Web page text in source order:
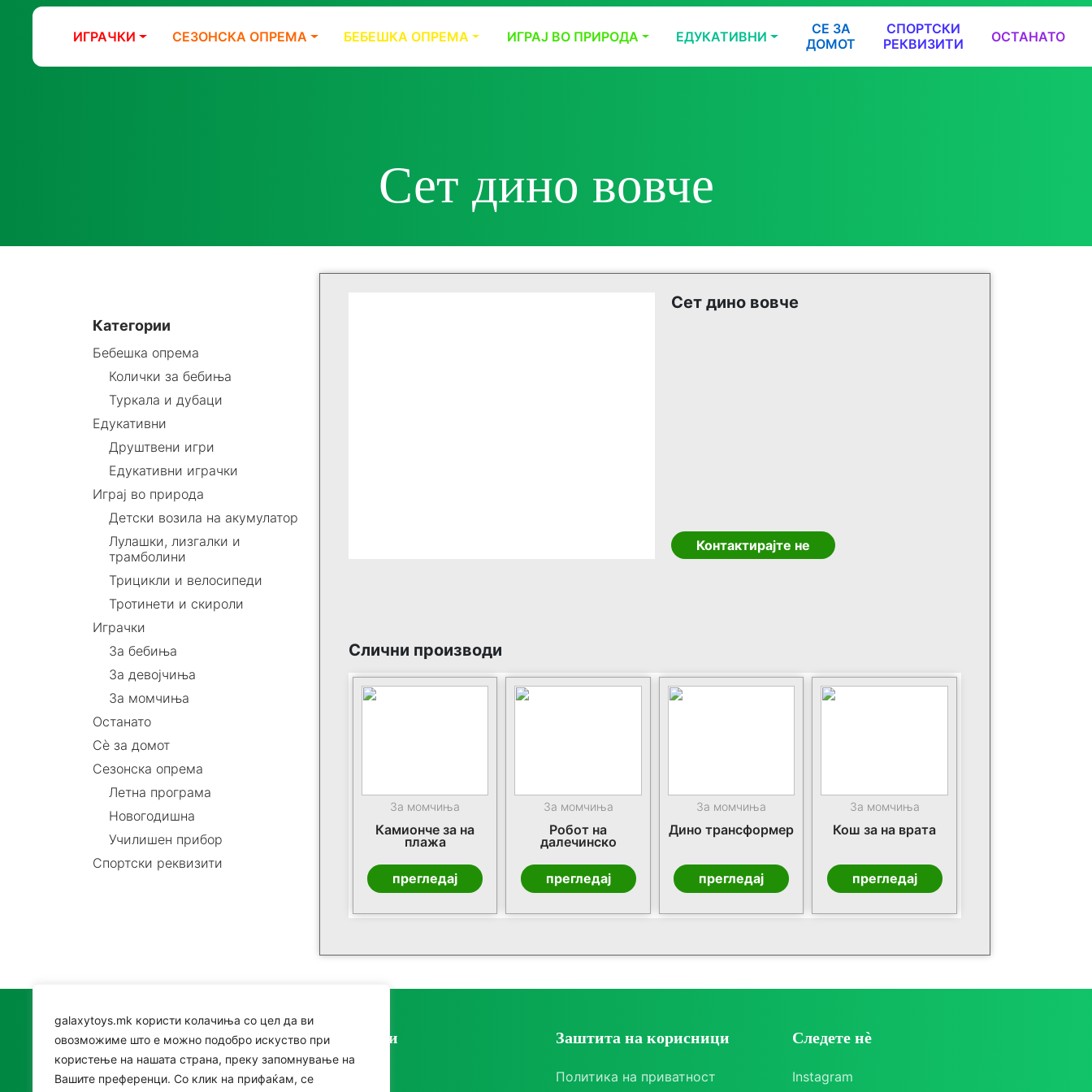
galaxytoys.mk користи колачиња со цел да ви
овозможиме што е можно подобро искуство при
користење на нашата страна, преку запомнување на
Вашите преференци. Со клик на прифаќам, се
ИГРАЧКИ СЕЗОНСКА ОПРЕМА БЕБЕШКА ОПРЕМА ИГРАЈ ВО ПРИРОДА ЕДУКАТИВНИ
СЕ ЗА
ДОМОТ
СПОРТСКИ
РЕКВИЗИТИ
ОСТАНАТО
Сет дино вовче
Категории
Бебешка опрема
Колички за бебиња
Туркала и дубаци
Едукативни
Друштвени игри
Едукативни играчки
Играј во природа
Детски возила на акумулатор
Лулашки, лизгалки и
трамболини
Трицикли и велосипеди
Тротинети и скироли
Играчки
За бебиња
За девојчиња
За момчиња
Останато
Сè за домот
Сезонска опрема
Летна програма
Новогодишна
Училишен прибор
Спортски реквизити
Сет дино вовче
Контактирајте не
Слични производи
За момчиња
Камионче за на
плажа
прегледај
За момчиња
Робот на
далечинско
прегледај
За момчиња
Дино трансформер
прегледај
За момчиња
Кош за на врата
прегледај
Категории Заштита на корисници
Политика на приватност
Следете нè
Instagram